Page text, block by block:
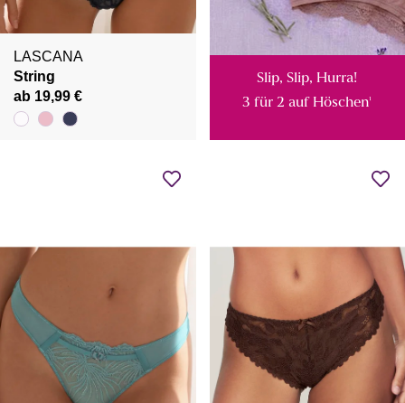
LASCANA
String
ab 19,99 €
Slip, Slip, Hurra!
3 für 2 auf Höschen¹